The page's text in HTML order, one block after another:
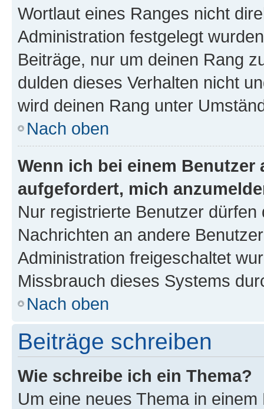
Wortlaut eines Ranges nicht
Administration festgelegt
Beiträge, nur um deinen Rang
dulden dieses Verhalten nicht
wird deinen Rang unter
Nach oben
Wenn ich bei einem
aufgefordert, mich
Nur registrierte Benutzer
Nachrichten an andere
Administration freigeschaltet
Missbrauch dieses Systems
Nach oben
Beiträge schreiben
Wie schreibe ich ein Thema?
Um eine neues Thema in